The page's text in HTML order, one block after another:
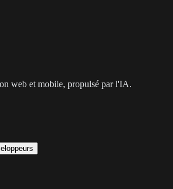
web et mobile, propulsé par l'IA.